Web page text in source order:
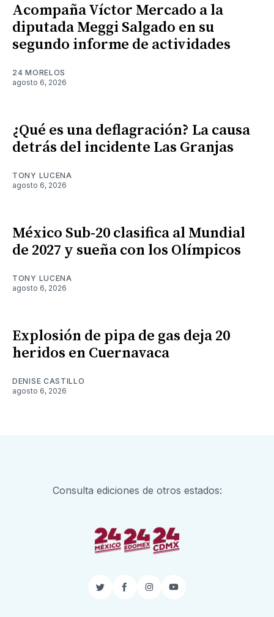
Acompaña Víctor Mercado a la
diputada Meggi Salgado en su
segundo informe de actividades
24 MORELOS
agosto 6, 2026
¿Qué es una deflagración? La causa
detrás del incidente Las Granjas
TONY LUCENA
agosto 6, 2026
México Sub-20 clasifica al Mundial
de 2027 y sueña con los Olímpicos
TONY LUCENA
agosto 6, 2026
Explosión de pipa de gas deja 20
heridos en Cuernavaca
DENISE CASTILLO
agosto 6, 2026
Consulta ediciones de otros estados:
TwitterFacebook
InstagramYouTube